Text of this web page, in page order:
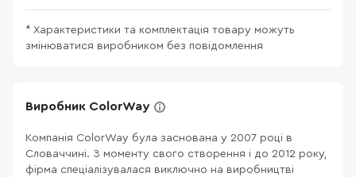
* Характеристики та комплектація товару можуть
змінюватися виробником без повідомлення
Виробник ColorWay
Компанія ColorWay була заснована у 2007 році в
Словаччині. З моменту свого створення і до 2012 року,
фірма спеціалізувалася виключно на виробництві